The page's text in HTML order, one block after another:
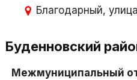
Благодарный,
Буденновский
Межмуниципальный